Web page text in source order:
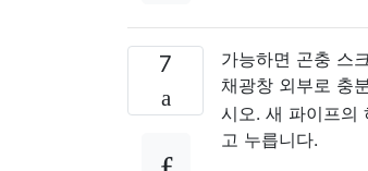
7
가능하면 곤충 스
채광창 ​​외부로 충
시오. 새 파이프의
고 누릅니다.